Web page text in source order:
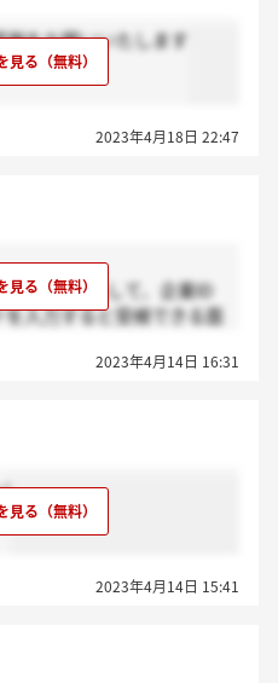
をお願いいたします
2023年4月18日 22:47
ンストールして、企業ID
入力すると受検できる面
稿型と違って「一度しか」
ませんが、受検開始する
さいなど、撮影前に設問を
、今回は何を聞かれるか
すごく悪く、マイクな
ので注意してください。
2023年4月14日 16:31
!
2023年4月14日 15:41